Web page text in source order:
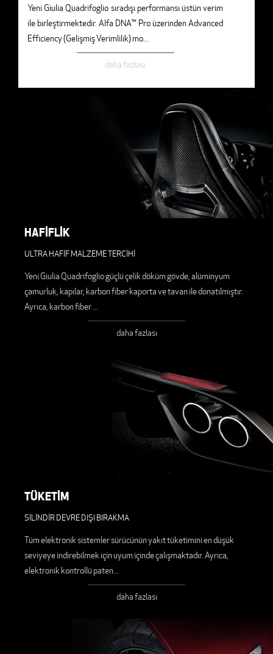
Yeni Giulia Quadrifoglio sıradışı performansı üstün verim
ile birleştirmektedir. Alfa DNA™ Pro üzerinden Advanced
Efficiency (Gelişmiş Verimlilik) mo...
daha fazlası
HAFİFLİK
ULTRA HAFİF MALZEME TERCİHİ
Yeni Giulia Quadrifoglio güçlü çelik döküm gövde, alüminyum
çamurluk, kapılar, karbon fiber kaporta ve tavan ile donatılmıştır.
Ayrıca, karbon fiber...
daha fazlası
TÜKETİM
SİLİNDİR DEVRE DIŞI BIRAKMA
Tüm elektronik sistemler sürücünün yakıt tüketimini en düşük
seviyeye indirebilmek için uyum içinde çalışmaktadır. Ayrıca,
elektronik kontrollü paten...
daha fazlası